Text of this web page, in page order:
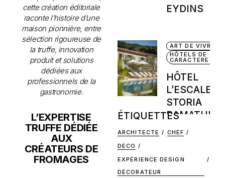
cette création éditoriale
raconte l’histoire d’une
maison pionnière, entre
sélection rigoureuse de
la truffe, innovation
produit et solutions
dédiées aux
professionnels de la
gastronomie.
L’EXPERTISE
TRUFFE DÉDIÉE
AUX
CRÉATEURS DE
FROMAGES
EYDINS
ART DE VIVRE
HÔTELS DE
CARACTERE
HÔTEL
L’ESCALET –
STORIA
ÉTIQUETTES
ARCHITECTE
CHEF
DECO
EXPÉRIENCE DESIGN
DÉCORATEUR